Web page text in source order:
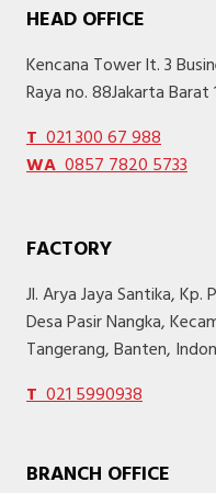
HEAD OFFICE
Kencana Tower lt. 3
Raya no. 88Jakarta Barat
T021 300 67 988
WA0857 7820 5733
FACTORY
Jl. Arya Jaya Santika, Kp.
Desa Pasir Nangka,
Tangerang, Banten,
T021 5990938
BRANCH OFFICE